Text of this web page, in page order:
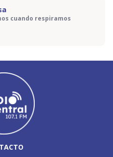
cuando respiramos